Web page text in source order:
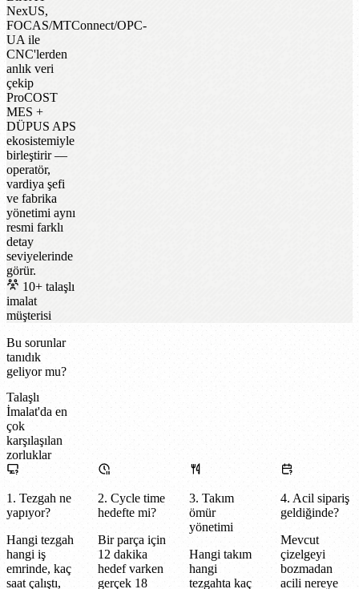
NexUS,
FOCAS/MTConnect/OPC-
UA ile
CNC'lerden
anlık veri
çekip
ProCOST
MES +
DÜPUS APS
ekosistemiyle
birleştirir —
operatör,
vardiya şefi
ve fabrika
yönetimi aynı
resmi farklı
detay
seviyelerinde
görür.
10+ talaşlı
imalat
müşterisi
Bu sorunlar
tanıdık
geliyor mu?
Talaşlı
İmalat'da en
çok
karşılaşılan
zorluklar
1. Tezgah ne
yapıyor?
Hangi tezgah
hangi iş
emrinde, kaç
saat çalıştı,
2. Cycle time
hedefte mi?
Bir parça için
12 dakika
hedef varken
gerçek 18
3. Takım
ömür
yönetimi
Hangi takım
hangi
tezgahta kaç
4. Acil sipariş
geldiğinde?
Mevcut
çizelgeyi
bozmadan
acili nereye